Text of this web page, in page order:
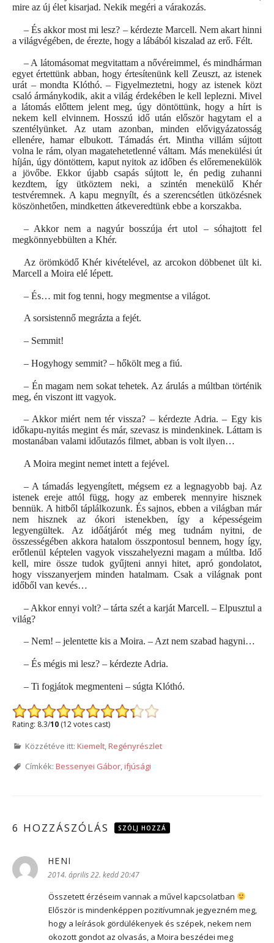
mire az új élet kisarjad. Nekik megéri a várakozás.
– És akkor most mi lesz? – kérdezte Marcell. Nem akart hinni
a világvégében, de érezte, hogy a lábából kiszalad az erő. Félt.
– A látomásomat megvitattam a nővéreimmel, és mindhárman
egyet értettünk abban, hogy értesítenünk kell Zeuszt, az istenek
urát – mondta Klóthó. – Figyelmeztetni, hogy az istenek közt
csaló ármánykodik, akit a világ érdekében le kell leplezni. Mivel
a látomás előttem jelent meg, úgy döntöttünk, hogy a hírt is
nekem kell elvinnem. Hosszú idő után először hagytam el a
szentélyünket. Az utam azonban, minden elővigyázatosság
ellenére, hamar elbukott. Támadás ért. Mintha villám sújtott
volna le rám, olyan magatehetetlenné váltam. Más menekülési út
híján, úgy döntöttem, kaput nyitok az időben és előremenekülök
a jövőbe. Ekkor újabb csapás sújtott le, én pedig zuhanni
kezdtem, így ütköztem neki, a szintén menekülő Khér
testvéremnek. A kapu megnyílt, és a szerencsétlen ütközésnek
köszönhetően, mindketten átkeveredtünk ebbe a korszakba.
– Akkor nem a nagyúr bosszúja ért utol – sóhajtott fel
megkönnyebbülten a Khér.
Az örömködő Khér kivételével, az arcokon döbbenet ült ki.
Marcell a Moira elé lépett.
– És… mit fog tenni, hogy megmentse a világot.
A sorsistennő megrázta a fejét.
– Semmit!
– Hogyhogy semmit? – hőkölt meg a fiú.
– Én magam nem sokat tehetek. Az árulás a múltban történik
meg, én viszont itt vagyok.
– Akkor miért nem tér vissza? – kérdezte Adria. – Egy kis
időkapu-nyitás megint és már, szevasz is mindenkinek. Láttam is
mostanában valami időutazós filmet, abban is volt ilyen…
A Moira megint nemet intett a fejével.
– A támadás legyengített, mégsem ez a legnagyobb baj. Az
istenek ereje attól függ, hogy az emberek mennyire hisznek
bennük. A hitből táplálkozunk. És sajnos, ebben a világban már
nem hisznek az ókori istenekben, így a képességeim
legyengültek. Az időátjárót még meg tudnám nyitni, de
összességében akkora hatalom összpontosul bennem, hogy így,
erőtlenül képtelen vagyok visszahelyezni magam a múltba. Idő
kell, mire össze tudok gyűjteni annyi hitet, apró gondolatot,
hogy visszanyerjem minden hatalmam. Csak a világnak pont
időből van kevés…
– Akkor ennyi volt? – tárta szét a karját Marcell. – Elpusztul a
világ?
– Nem! – jelentette kis a Moira. – Azt nem szabad hagyni…
– És mégis mi lesz? – kérdezte Adria.
– Ti fogjátok megmenteni – súgta Klóthó.
Rating: 8.3/10 (12 votes cast)
Közzétéve itt: Kiemelt Regényrészlet
Címkék: Bessenyei Gábor ifjúsági
6 HOZZÁSZÓLÁS SZÓLJ HOZZÁ
HENI
2014. április 22. kedd 20:47
Összetett érzéseim vannak a művel kapcsolatban
Először is mindenképpen pozitívumnak jegyezném meg,
hogy a leírások gördülékenyek és szépek, nekem nem
okozott gondot az olvasás, a Moira beszédei meg